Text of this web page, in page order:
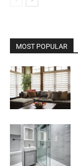
MOST POPULAR